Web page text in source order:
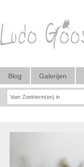
Blog Galerijen